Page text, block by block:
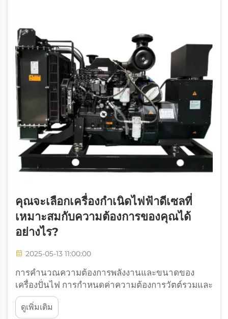
คุณจะเลือกเครื่องกำเนิดไฟฟ้าดีเซลที่
เหมาะสมกับความต้องการของคุณได้
อย่างไร?
2025-05-13 11:00:00
การคำนวณความต้องการพลังงานและขนาดของ
เครื่องปั่นไฟ การกำหนดค่าความต้องการวัตต์รวมและ
โหลดโดยรวม การเลือกเครื่องปั่นไฟดีเซลที่เหมาะสม
เริ่มต้นจากการคำนวณว่าอุปกรณ์หรือเครื่องใช้ไฟฟ้า
ดูเพิ่มเติม